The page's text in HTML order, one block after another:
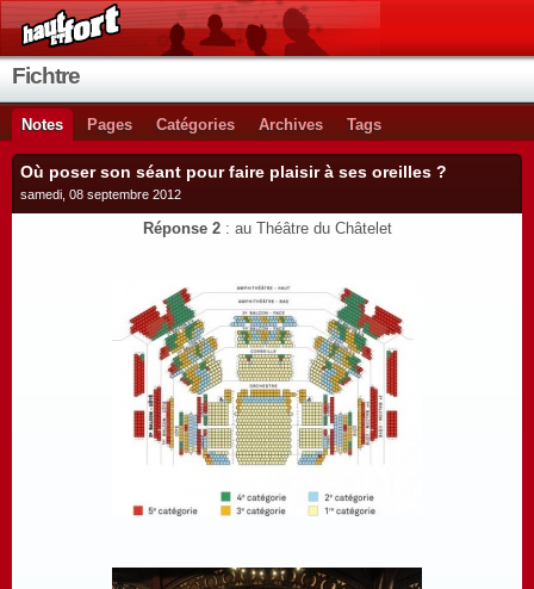
Fichtre
Notes Pages Catégories Archives Tags
Où poser son séant pour faire plaisir à ses oreilles ?
samedi, 08 septembre 2012
Réponse 2: au Théâtre du Châtelet